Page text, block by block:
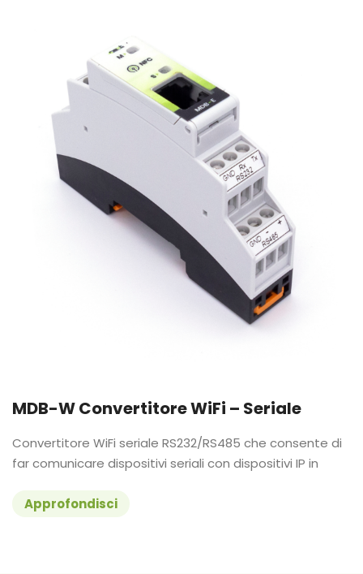
MDB-W Convertitore WiFi – Seriale
Convertitore WiFi seriale RS232/RS485 che consente di
far comunicare dispositivi seriali con dispositivi IP in
Approfondisci